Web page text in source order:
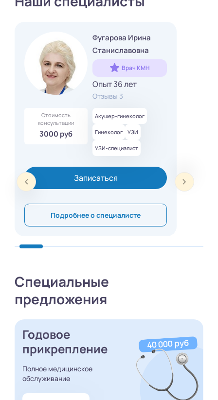
Фугарова Ирина
Станиславовна
Врач КМН
Опыт 36 лет
Отзывы 3
Стоимость
консультации
3000 руб
Акушер-гинеколог
Гинеколог УЗИ
УЗИ-специалист
Записаться
Подробнее о специалисте
Специальные
предложения
Годовое
прикрепление
Полное медицинское
обслуживание